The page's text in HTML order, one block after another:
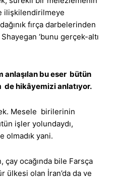
ilişkilendirilmeye
fırça darbelerinden
‘bunu gerçek-altı
anlaşılan bu eser bütün
hikâyemizi anlatıyor.
Mesele birilerinin
işler yolundaydı,
olmadık yani.
ocağında bile Farsça
olan İran’da da ve